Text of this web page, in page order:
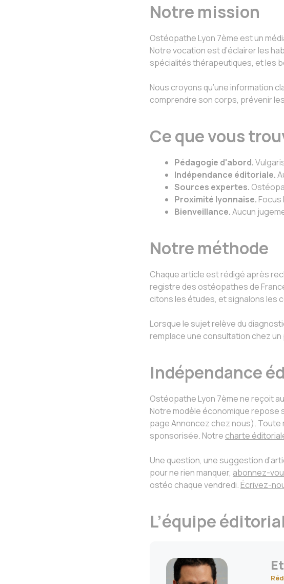
Notre mission
Ostéopathe Lyon 7ème est un
Notre vocation est d’éclairer les
spécialités thérapeutiques, et les
Nous croyons qu’une information
comprendre son corps, prévenir
Ce que vous
Pédagogie d'abord.
Indépendance éditoriale.
Sources expertes.
Proximité lyonnaise. Focus
Bienveillance.Aucun
Notre méthode
Chaque article est rédigé après
registre des ostéopathes de
citons les études, et signalons les
Lorsque le sujet relève du
remplace une consultation chez
Indépendance
Ostéopathe Lyon 7ème ne reçoit
Notre modèle économique
page Annoncez chez nous). Toute
sponsorisée. Notre charte
Une question, une suggestion
pour ne rien manquer, abonnez-
ostéo chaque vendredi. Écrivez-
L’équipe